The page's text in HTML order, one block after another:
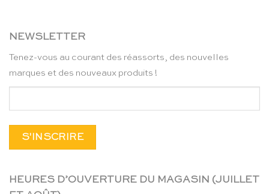
NEWSLETTER
Tenez-vous au courant des réassorts, des nouvelles
marques et des nouveaux produits !
HEURES D’OUVERTURE DU MAGASIN (JUILLET